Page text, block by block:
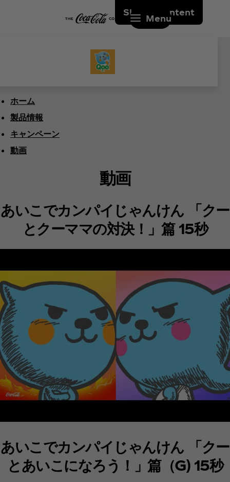
Skip to content
Menu
ホーム
製品情報
キャンペーン
動画
動画
あいこでカンパイじゃんけん 「クー
とクーママの対決！」篇 15秒
あいこでカンパイじゃんけん 「クー
とあいこになろう！」篇（G) 15秒